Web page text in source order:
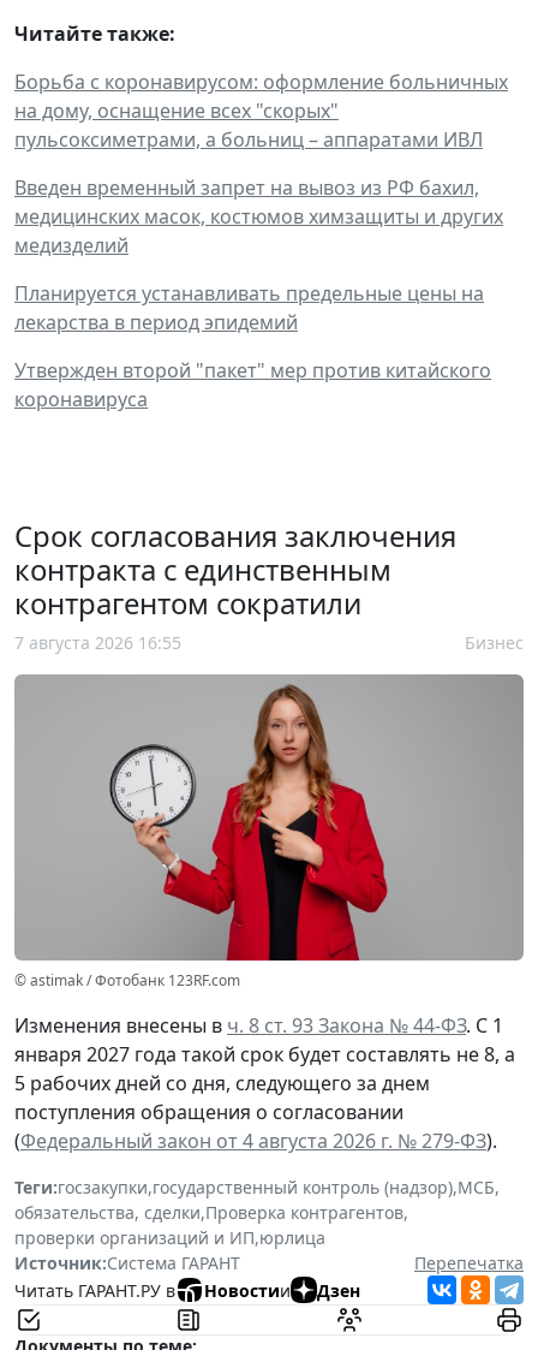
Читайте также:
Борьба с коронавирусом: оформление больничных
на дому, оснащение всех "скорых"
пульсоксиметрами, а больниц – аппаратами ИВЛ
Введен временный запрет на вывоз из РФ бахил,
медицинских масок, костюмов химзащиты и других
медизделий
Планируется устанавливать предельные цены на
лекарства в период эпидемий
Утвержден второй "пакет" мер против китайского
коронавируса
Срок согласования заключения
контракта с единственным
контрагентом сократили
7 августа 2026 16:55 Бизнес
© astimak / Фотобанк 123RF.com
Изменения внесены в ч. 8 ст. 93 Закона № 44-ФЗ. С 1
января 2027 года такой срок будет составлять не 8, а
5 рабочих дней со дня, следующего за днем
поступления обращения о согласовании
(Федеральный закон от 4 августа 2026 г. № 279-ФЗ).
Теги:госзакупки,государственный контроль (надзор),МСБ,
обязательства, сделки,Проверка контрагентов,
проверки организаций и ИП,юрлица
Источник:Система ГАРАНТ
Перепечатка
Читать ГАРАНТ.РУ в
Новостии Дзен